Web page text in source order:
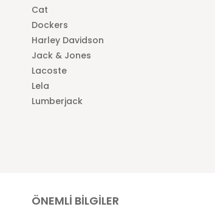
Cat
Dockers
Harley Davidson
Jack & Jones
Lacoste
Lela
Lumberjack
ÖNEMLİ BİLGİLER